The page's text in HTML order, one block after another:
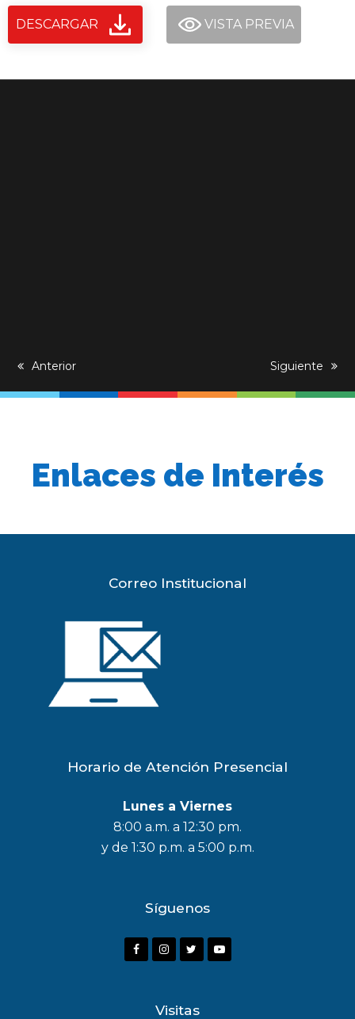
DESCARGAR VISTA PREVIA
previous
Anterior
next
Siguiente
Enlaces de Interés
Correo Institucional
Horario de Atención Presencial
Lunes a Viernes
8:00 a.m. a 12:30 pm.
y de 1:30 p.m. a 5:00 p.m.
Síguenos
F
I
Y
Visitas